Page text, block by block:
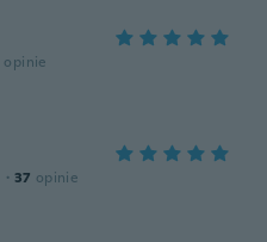
opinie
· 37 opinie